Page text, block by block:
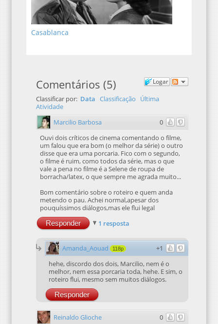
Casablanca
Logar
Comentários (5)
Classificar por: Data Classificação
Última
Atividade
0
Marcilio Barbosa
Ouvi dois críticos de cinema comentando o filme,
um falou que era bom (o melhor da série) o outro
disse que era uma porcaria. Fico com o segundo,
o filme é ruim, como todos da série, mas o que
vale a pena no filme é a Selene de roupa de
borracha/latex, o que sempre me agrada muito...
Bom comentário sobre o roteiro e quem anda
metendo o pau. Achei normal,apesar dos
pouquíssimos diálogos,mas ele flui legal
Responder 1 resposta
+1
Amanda_Aouad 118p
hehe, discordo dos dois, Marcilio, nem é o
melhor, nem essa porcaria toda, hehe. E sim, o
roteiro flui, mesmo sem muitos diálogos.
Responder
0
Reinaldo Glioche